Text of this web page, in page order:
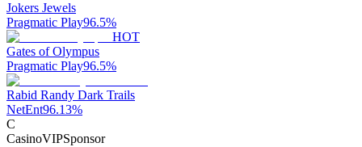
Jokers Jewels
Pragmatic Play96.5%
HOT
Gates of Olympus
Pragmatic Play96.5%
Rabid Randy Dark Trails
NetEnt96.13%
C
CasinoVIPSponsor